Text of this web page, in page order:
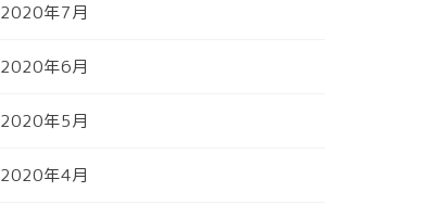
2020年7月
2020年6月
2020年5月
2020年4月